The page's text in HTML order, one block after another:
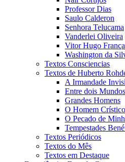
Professor Dias
Saulo Calderon
Senhora Telucama
Vanderlei Oliveira
Vitor Hugo França
Washington da
Textos Consciencias
Textos de Huberto
A Irmandade
Entre dois Mundos
Grandes Homens
O Homem Crístico
O Pecado de
Tempestades
Textos Periódicos
Textos do Mês
Textos em Destaque